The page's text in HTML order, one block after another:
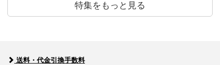
特集をもっと見る
送料・代金引換手数料